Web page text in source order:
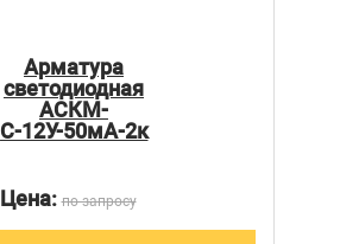
Арматура
светодиодная
АСКМ-
С-12У-50мА-2к
Цена:по запросу